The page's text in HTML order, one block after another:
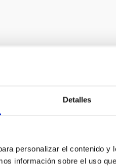
Detalles
personalizar el contenido
información sobre el uso
William
Council (STFC) y